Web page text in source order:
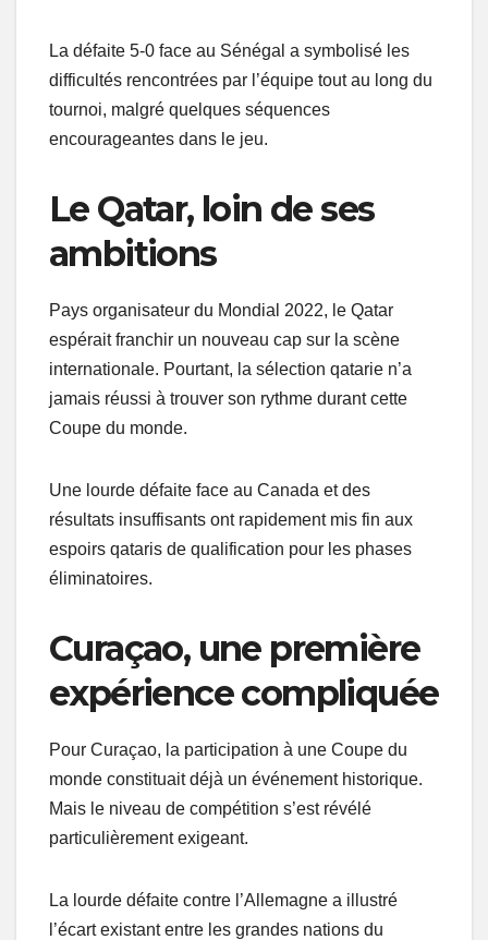
La défaite 5-0 face au Sénégal a symbolisé les
difficultés rencontrées par l’équipe tout au long du
tournoi, malgré quelques séquences
encourageantes dans le jeu.
Le Qatar, loin de ses
ambitions
Pays organisateur du Mondial 2022, le Qatar
espérait franchir un nouveau cap sur la scène
internationale. Pourtant, la sélection qatarie n’a
jamais réussi à trouver son rythme durant cette
Coupe du monde.
Une lourde défaite face au Canada et des
résultats insuffisants ont rapidement mis fin aux
espoirs qataris de qualification pour les phases
éliminatoires.
Curaçao, une première
expérience compliquée
Pour Curaçao, la participation à une Coupe du
monde constituait déjà un événement historique.
Mais le niveau de compétition s’est révélé
particulièrement exigeant.
La lourde défaite contre l’Allemagne a illustré
l’écart existant entre les grandes nations du